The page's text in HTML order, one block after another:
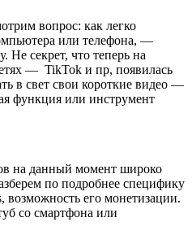
вопрос: как легко
или телефона, —
Не секрет, что теперь на
— TikTok и пр, появилась
в свет свои короткие видео —
функция или инструмент
на данный момент широко
по подробнее специфику
возможность его монетизации.
со смартфона или